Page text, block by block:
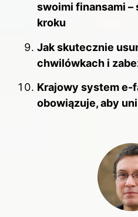
swoimi finansami –
kroku
Jak skutecznie
chwilówkach i
Krajowy system e-
obowiązuje, aby